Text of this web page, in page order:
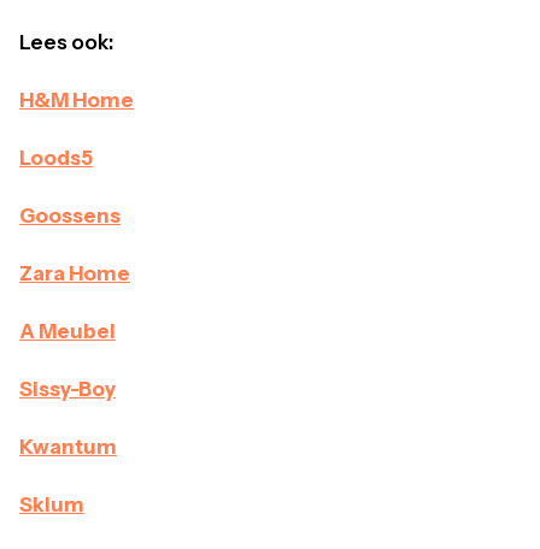
Lees ook:
H&M Home
Loods5
Goossens
Zara Home
A Meubel
Sissy-Boy
Kwantum
Sklum